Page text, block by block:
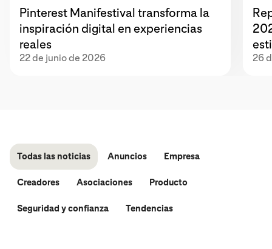
Pinterest Manifestival transforma la
inspiración digital en experiencias
reales
22 de junio de 2026 26
Todas las noticias Anuncios Empresa
Creadores Asociaciones Producto
Seguridad y confianza Tendencias